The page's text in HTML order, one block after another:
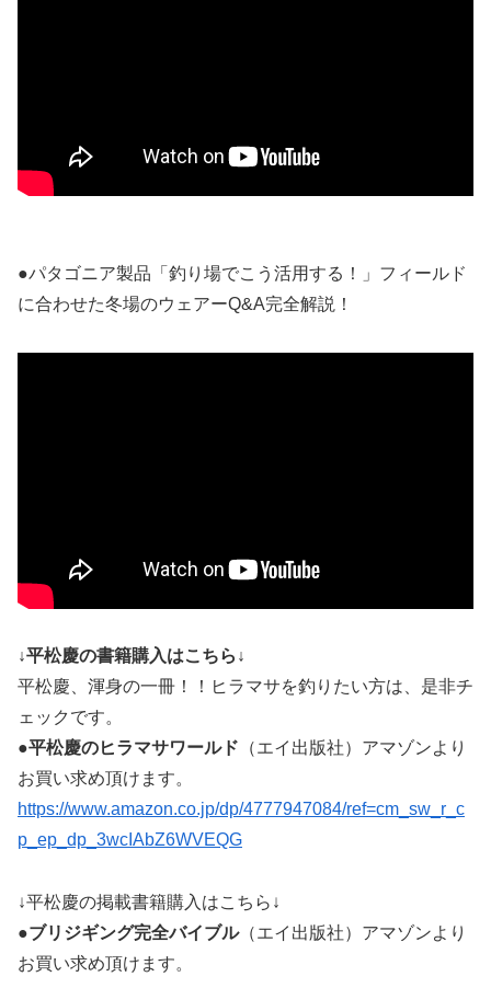
●パタゴニア製品「釣り場でこう活用する！」フィールド
に合わせた冬場のウェアーQ&A完全解説！
↓平松慶の書籍購入はこちら↓
平松慶、渾身の一冊！！ヒラマサを釣りたい方は、是非チ
ェックです。
●平松慶のヒラマサワールド （エイ出版社）アマゾンより
お買い求め頂けます。
https://www.amazon.co.jp/dp/4777947084/ref=cm_sw_r_c
p_ep_dp_3wcIAbZ6WVEQG
↓平松慶の掲載書籍購入はこちら↓
●ブリジギング完全バイブル（エイ出版社）アマゾンより
お買い求め頂けます。